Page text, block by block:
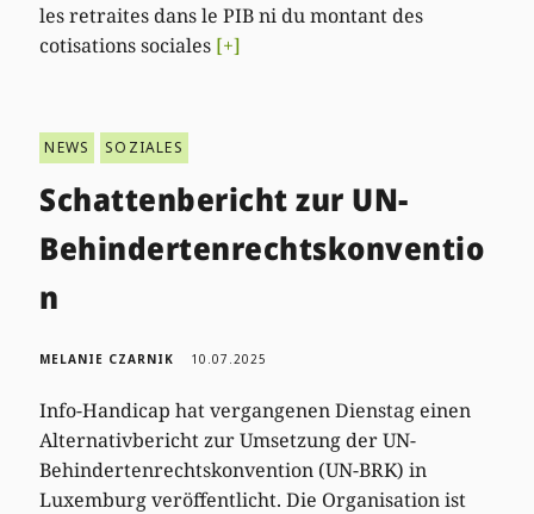
les retraites dans le PIB ni du montant des
cotisations sociales [+]
NEWS SOZIALES
Schattenbericht zur UN-
Behindertenrechtskonventio
n
MELANIE CZARNIK 10.07.2025
Info-Handicap hat vergangenen Dienstag einen
Alternativbericht zur Umsetzung der UN-
Behindertenrechtskonvention (UN-BRK) in
Luxemburg veröffentlicht. Die Organisation ist